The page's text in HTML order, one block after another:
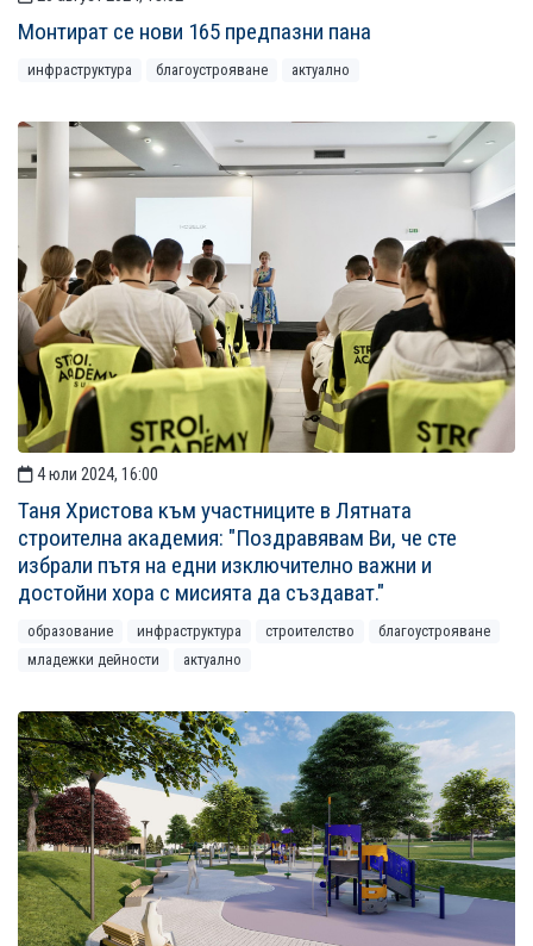
Монтират се нови 165 предпазни пана
инфраструктура благоустрояване актуално
4 юли 2024, 16:00
Таня Христова към участниците в Лятната
строителна академия: "Поздравявам Ви, че сте
избрали пътя на едни изключително важни и
достойни хора с мисията да създават."
образование инфраструктура строителство
благоустрояване
младежки дейности
актуално